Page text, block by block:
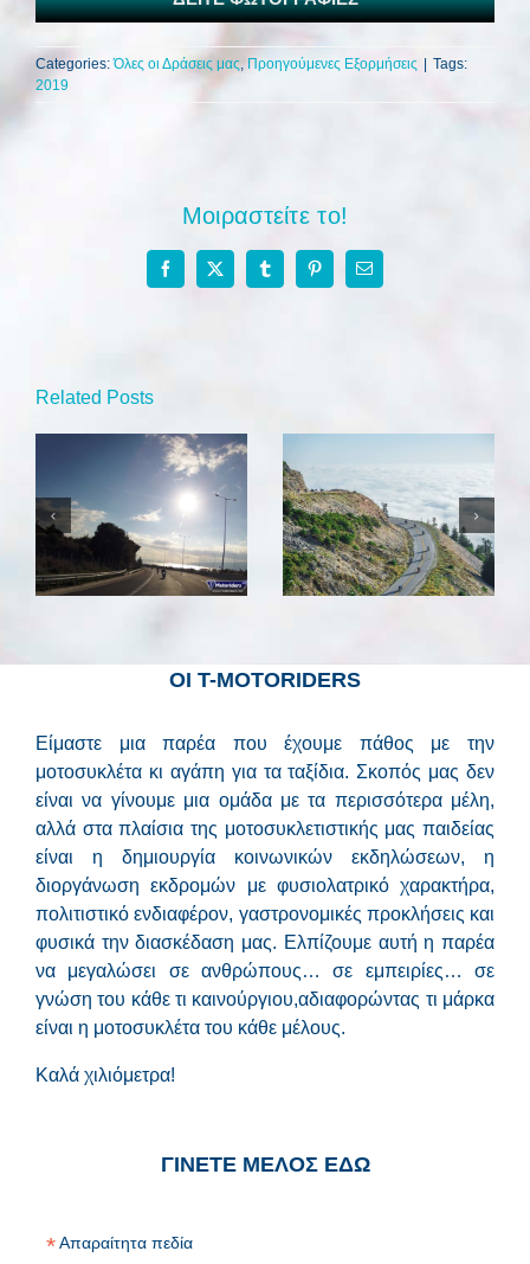
Categories:Όλες οι Δράσεις μας, Προηγούμενες Εξορμήσεις | Tags:
2019
Μοιραστείτε το!
Facebook
X TumblrPinterestEmail
Related Posts
Παράλιο
καφεδάκι
Της…Στενής
ΟΙ Τ-MOTORIDERS
Είμαστε μια παρέα που έχουμε πάθος με την
μοτοσυκλέτα κι αγάπη για τα ταξίδια. Σκοπός μας δεν
είναι να γίνουμε μια ομάδα με τα περισσότερα μέλη,
αλλά στα πλαίσια της μοτοσυκλετιστικής μας παιδείας
είναι η δημιουργία κοινωνικών εκδηλώσεων, η
διοργάνωση εκδρομών με φυσιολατρικό χαρακτήρα,
πολιτιστικό ενδιαφέρον, γαστρονομικές προκλήσεις και
φυσικά την διασκέδαση μας. Ελπίζουμε αυτή η παρέα
να μεγαλώσει σε ανθρώπους… σε εμπειρίες… σε
γνώση του κάθε τι καινούργιου,αδιαφορώντας τι μάρκα
είναι η μοτοσυκλέτα του κάθε μέλους.
Καλά χιλιόμετρα!
ΓΙΝΕΤΕ ΜΕΛΟΣ ΕΔΩ
*Απαραίτητα πεδία